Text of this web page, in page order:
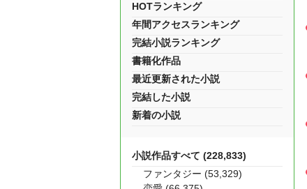
HOTランキング
年間アクセスランキング
完結小説ランキング
書籍化作品
最近更新された小説
完結した小説
新着の小説
小説作品すべて (228,833)
ファンタジー (53,329)